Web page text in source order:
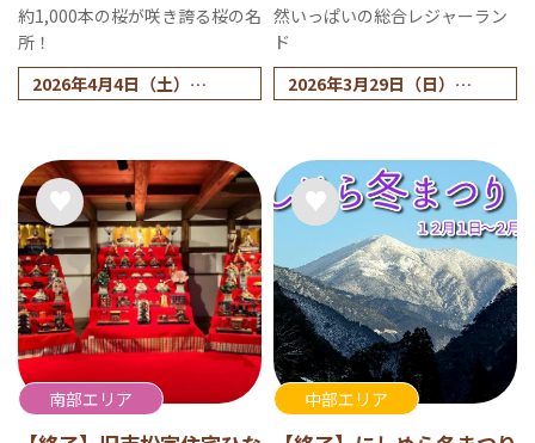
約1,000本の桜が咲き誇る桜の名
所！
2026年4月4日（土）
ホームページ等でお知らせ
します。
然いっぱいの総合レジャーラン
ド
2026年3月29日（日）
南部エリア 中部エリア